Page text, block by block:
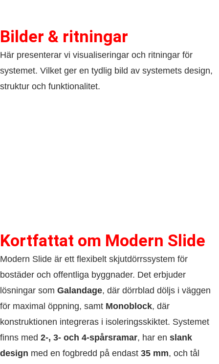
Bilder & ritningar
Här presenterar vi visualiseringar och ritningar för
systemet. Vilket ger en tydlig bild av systemets design,
struktur och funktionalitet.
Kortfattat om​ Modern Slide
Modern Slide är ett flexibelt skjutdörrssystem för
bostäder och offentliga byggnader. Det erbjuder
lösningar som Galandage, där dörrblad döljs i väggen
för maximal öppning, samt Monoblock, där
konstruktionen integreras i isoleringsskiktet. Systemet
finns med 2-, 3- och 4-spårsramar, har en slank
design med en fogbredd på endast 35 mm, och tål